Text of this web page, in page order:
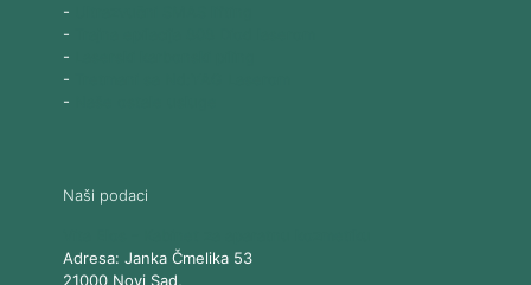
-
-
-
-
-
Naši podaci
Adresa: Janka Čmelika 53
21000 Novi Sad,